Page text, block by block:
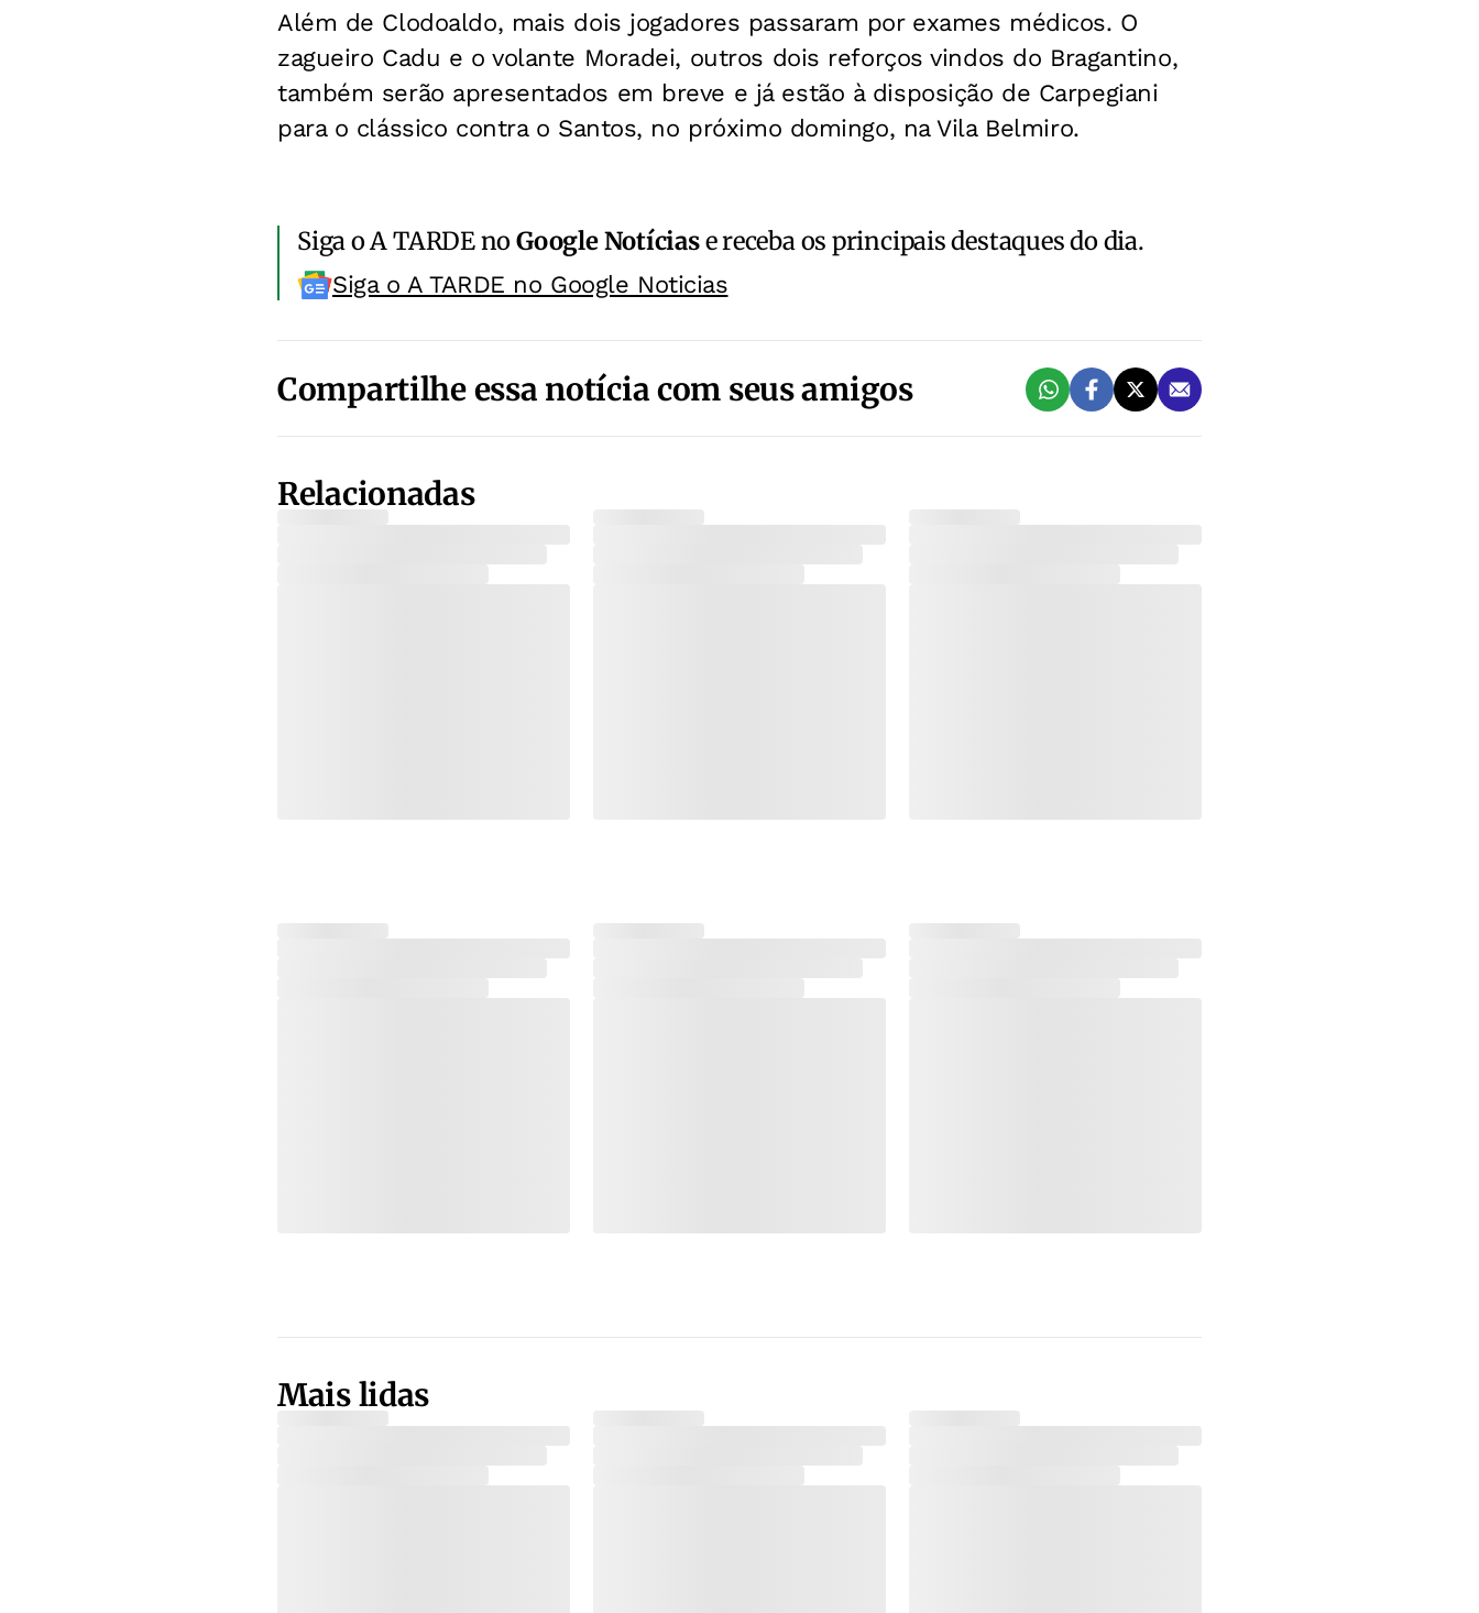
Além de Clodoaldo, mais dois jogadores passaram por exames médicos. O
zagueiro Cadu e o volante Moradei, outros dois reforços vindos do Bragantino,
também serão apresentados em breve e já estão à disposição de Carpegiani
para o clássico contra o Santos, no próximo domingo, na Vila Belmiro.
Siga o A TARDE noGoogle Notíciase receba os principais destaques do dia.
Siga o A TARDE no Google Noticias
Compartilhe essa notícia com seus amigos
Relacionadas
Mais lidas